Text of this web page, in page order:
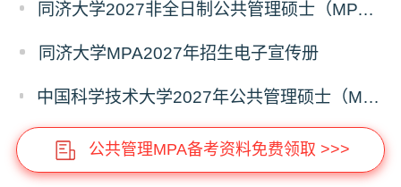
同济大学2027非全日制公共管理硕士（MPA）奖学金方案
同济大学MPA2027年招生电子宣传册
中国科学技术大学2027年公共管理硕士（MPA）专业学位研究生招生通知
公共管理MPA备考资料免费领取 >>>